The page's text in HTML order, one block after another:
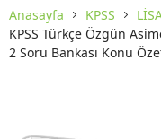
Anasayfa KPSS
KPSS Türkçe Özgün
2 Soru Bankası Konu